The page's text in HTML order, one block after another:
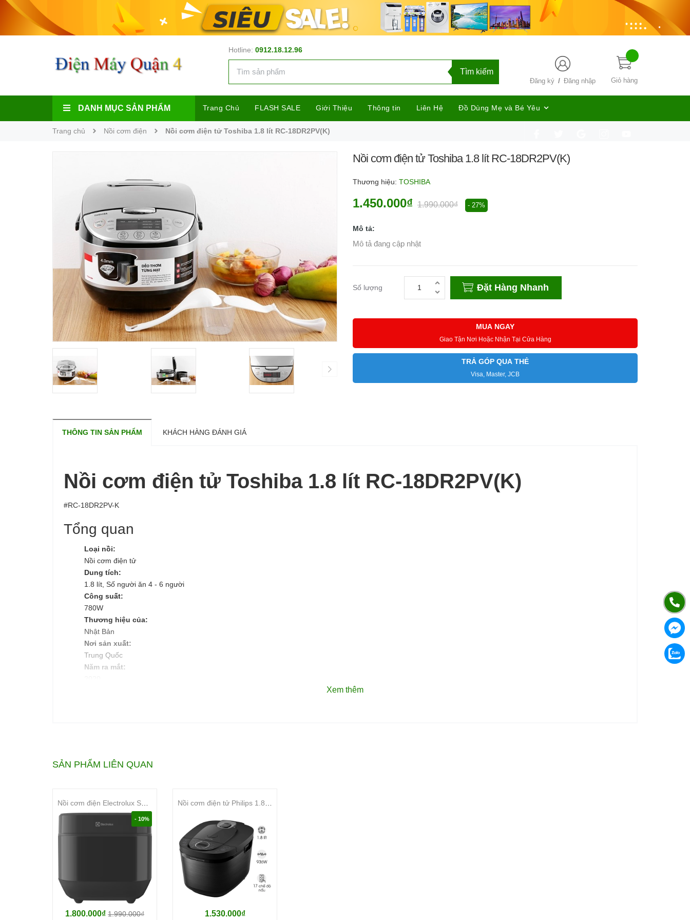
Giỏ hàng
Đăng ký / Đăng nhập
Hotline: 0912.18.12.96
Tìm kiếm
DANH MỤC SẢN PHẨM Trang Chủ FLASH SALE Giới Thiệu Thông tin Liên Hệ Đồ Dùng Mẹ và Bé Yêu
Trang chủ Nồi cơm điện Nồi cơm điện tử Toshiba 1.8 lít RC-18DR2PV(K)
Nồi cơm điện tử Toshiba 1.8 lít RC-18DR2PV(K)
Thương hiệu: TOSHIBA
1.450.000₫ 1.990.000₫ - 27%
Mô tả:
Mô tả đang cập nhật
Số lượng Đặt Hàng Nhanh
MUA NGAY
Giao Tận Nơi Hoặc Nhận Tại Cửa Hàng
TRẢ GÓP QUA THẺ
Visa, Master, JCB
THÔNG TIN SẢN PHẨM KHÁCH HÀNG ĐÁNH GIÁ
Nồi cơm điện tử Toshiba 1.8 lít RC-18DR2PV(K)
#RC-18DR2PV-K
Tổng quan
Loại nồi:
Nồi cơm điện tử
Dung tích:
1.8 lít, Số người ăn 4 - 6 người
Công suất:
780W
Thương hiệu của:
Nhật Bản
Nơi sản xuất:
Trung Quốc
Năm ra mắt:
4 mm
Công nghệ nấu:
3D (Toả nhiệt từ 3 hướng)
Chức năng:
Gạo hỗn hợp Xô iSúp Nấu nhanh Làm bánh HấpGạo trắng Gạo lứt Cơm sushi Cơm cháy Cháo
Bảng điều khiển và tiện ích
Nút nhấn có màn hình hiển thị
Xem thêm
SẢN PHẨM LIÊN QUAN
- 10%
1.800.000₫ 1.990.000₫ 1.530.000₫